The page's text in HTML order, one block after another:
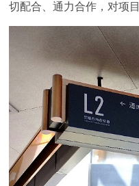
切配合、通力合作，对项